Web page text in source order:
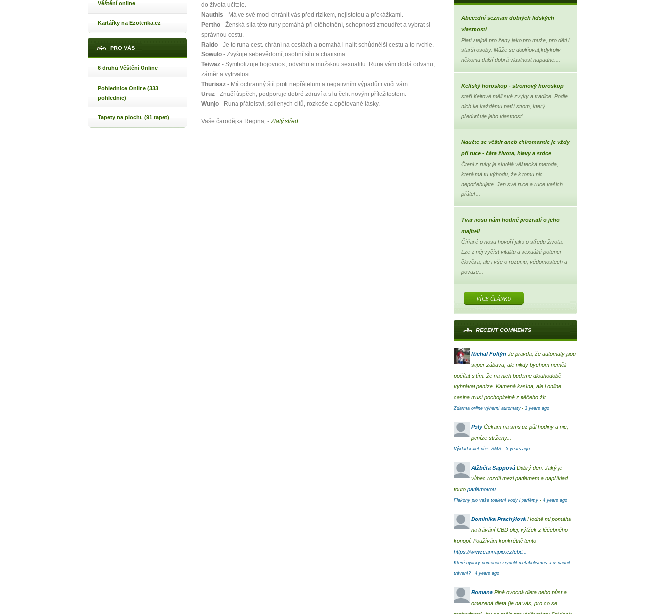
Věštění online
Kartářky na Ezoterika.cz
PRO VÁS
6 druhů Věštění Online
Pohlednice Online (333
pohlednic)
Tapety na plochu (91 tapet)
do života učitele.
Nauthis - Má ve své moci chránit vás před rizikem, nejistotou a překážkami.
Pertho - Ženská síla této runy pomáhá při otěhotnění, schopnosti zmoudřet a vybrat si
správnou cestu.
Raido - Je to runa cest, chrání na cestách a pomáhá i najít schůdnější cestu a to rychle.
Sowulo - Zvyšuje sebevědomí, osobní sílu a charisma.
Teiwaz - Symbolizuje bojovnost, odvahu a mužskou sexualitu. Runa vám dodá odvahu,
záměr a vytrvalost.
Thurisaz - Má ochranný štít proti nepřátelům a negativním výpadům vůči vám.
Uruz - Značí úspěch, podporuje dobré zdraví a sílu čelit novým příležitostem.
Wunjo - Runa přátelství, sdílených citů, rozkoše a opětované lásky.
Vaše čarodějka Regina, -Zlatý střed
Abecední seznam dobrých lidských
vlastností
Platí stejně pro ženy jako pro muže, pro děti i
starší osoby. Může se doplňovat,kdykoliv
někomu další dobrá vlastnost napadne....
Keltský horoskop - stromový horoskop
staří Keltové měli své zvyky a tradice. Podle
nich ke každému patří strom, který
předurčuje jeho vlastnosti ....
Naučte se věštit aneb chiromantie je vždy
při ruce - čára života, hlavy a srdce
Čtení z ruky je skvělá věštecká metoda,
která má tu výhodu, že k tomu nic
nepotřebujete. Jen své ruce a ruce vašich
přátel....
Tvar nosu nám hodně prozradí o jeho
majiteli
Číňané o nosu hovoří jako o středu života.
Lze z něj vyčíst vitalitu a sexuální potenci
člověka, ale i vše o rozumu, vědomostech a
povaze...
VÍCE ČLÁNKU
RECENT COMMENTS
Michal Foltýn Je pravda, že automaty jsou
super zábava, ale nikdy bychom neměli
počítat s tím, že na nich budeme dlouhodobě
vyhrávat peníze. Kamená kasína, ale i online
casina musí pochopitelně z něčeho žít....
Zdarma online výherní automaty · 3 years ago
Poly Čekám na sms už půl hodiny a nic,
peníze strženy...
Výklad karet přes SMS · 3 years ago
Alžběta Sappová Dobrý den. Jaký je
vůbec rozdíl mezi parfémem a například
touto parfémovou...
Flakony pro vaše toaletní vody i parfémy · 4 years ago
Dominika Prachýlová Hodně mi pomáhá
na trávání CBD olej, výtžek z léčebného
konopí. Používám konkrétně tento
https://www.cannapio.cz/cbd...
Které bylinky pomohou zrychlit metabolismus a usnadnit
trávení? · 4 years ago
Romana Plně ovocná dieta nebo půst a
omezená dieta (je na vás, pro co se